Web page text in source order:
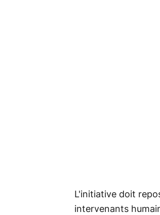
L'initiative doit
intervenants